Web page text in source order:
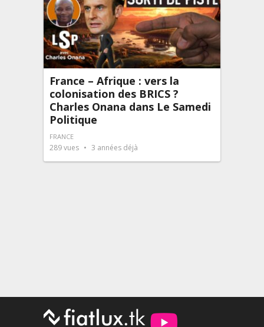
France – Afrique : vers la
colonisation des BRICS ?
Charles Onana dans Le Samedi
Politique
FRANCE
289vues 3 années déjà